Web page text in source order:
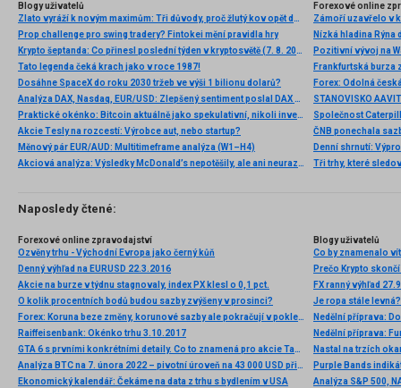
Blogy uživatelů
Zlato vyráží k novým maximům: Tři důvody, proč žlutý kov opět dominuje
Prop challenge pro swing tradery? Fintokei mění pravidla hry
Krypto šeptanda: Co přinesl poslední týden v kryptosvětě (7. 8. 2026)
Tato legenda čeká krach jako v roce 1987!
Dosáhne SpaceX do roku 2030 tržeb ve výši 1 bilionu dolarů?
Analýza DAX, Nasdaq, EUR/USD: Zlepšený sentiment poslal DAX na nová maxima
Praktické okénko: Bitcoin aktuálně jako spekulativní, nikoli investiční aktivum
Akcie Tesly na rozcestí: Výrobce aut, nebo startup?
Měnový pár EUR/AUD: Multitimeframe analýza (W1–H4)
Akciová analýza: Výsledky McDonald’s nepotěšily, ale ani neurazily. Jakou vizi společnost prezentovala?
Forexové online
Nízká hladina
Pozitivní vývoj na
Frankfurtská burza
Denní shrnutí:
Tři trhy, které
Naposledy čtené:
Forexové online zpravodajství
Ozvěny trhu - Východní Evropa jako černý kůň
Denný výhľad na EURUSD 22.3.2016
Akcie na burze v týdnu stagnovaly, index PX klesl o 0,1 pct.
O kolik procentních bodů budou sazby zvýšeny v prosinci?
Forex: Koruna beze změny, korunové sazby ale pokračují v poklesu
Raiffeisenbank: Okénko trhu 3.10.2017
GTA 6 s prvními konkrétními detaily. Co to znamená pro akcie Take-Two Interactive?
Analýza BTC na 7. února 2022 – pivotní úroveň na 43 000 USD při testu
Ekonomický kalendář: Čekáme na data z trhu s bydlením v USA
Blogy uživatelů
Prečo Krypto
FX ranný výhľad
Je ropa stále levná?
Nedělní příprava:
Nedělní příprava:
Nastal na trzích